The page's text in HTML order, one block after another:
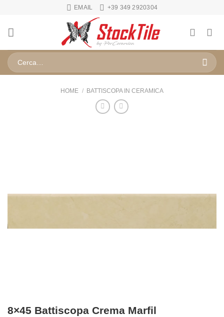
contenuti
EMAIL +39 349 2920304
Cerca:
HOME / BATTISCOPA IN CERAMICA
8×45 Battiscopa Crema Marfil